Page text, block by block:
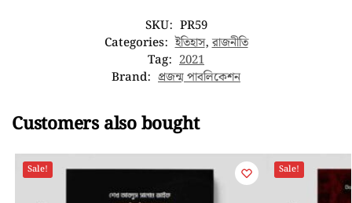
SKU: PR59
Categories: ইতিহাস,রাজনীতি
Tag: 2021
Brand: প্রজন্ম পাবলিকেশন
Customers also bought
Sale! Sale!